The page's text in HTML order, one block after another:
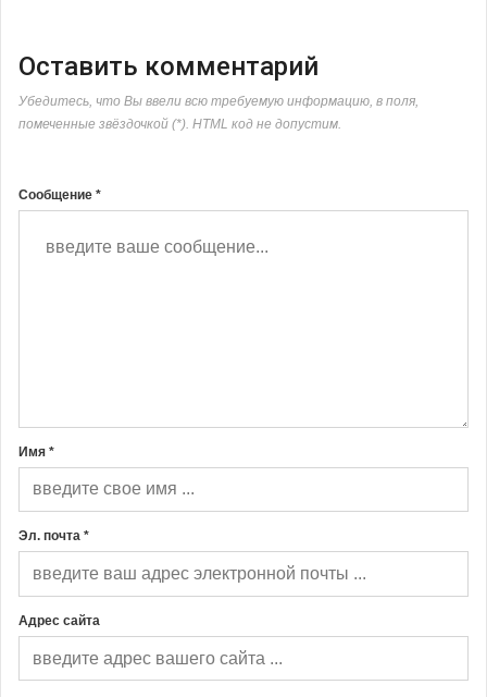
Оставить комментарий
Убедитесь, что Вы ввели всю требуемую информацию, в поля,
помеченные звёздочкой (*). HTML код не допустим.
Сообщение *
Имя *
Эл. почта *
Адрес сайта